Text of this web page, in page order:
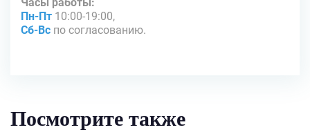
Пн-Пт 10:00-19:00,
Сб-Вс по согласованию.
Посмотрите также